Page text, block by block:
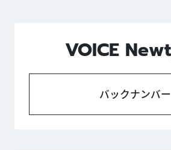
VOICE
バックナンバー